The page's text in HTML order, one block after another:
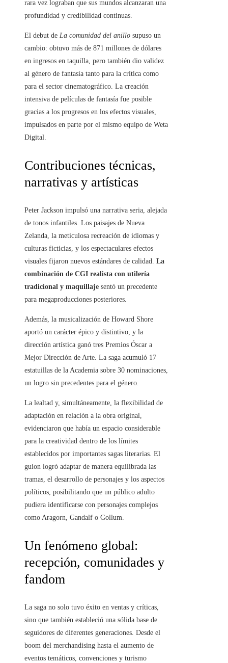
rara vez lograban que sus mundos alcanzaran una
profundidad y credibilidad continuas.
El debut de La comunidad del anillo supuso un
cambio: obtuvo más de 871 millones de dólares
en ingresos en taquilla, pero también dio validez
al género de fantasía tanto para la crítica como
para el sector cinematográfico. La creación
intensiva de películas de fantasía fue posible
gracias a los progresos en los efectos visuales,
impulsados en parte por el mismo equipo de Weta
Digital.
Contribuciones técnicas,
narrativas y artísticas
Peter Jackson impulsó una narrativa seria, alejada
de tonos infantiles. Los paisajes de Nueva
Zelanda, la meticulosa recreación de idiomas y
culturas ficticias, y los espectaculares efectos
visuales fijaron nuevos estándares de calidad. La
combinación de CGI realista con utilería
tradicional y maquillaje sentó un precedente
para megaproducciones posteriores.
Además, la musicalización de Howard Shore
aportó un carácter épico y distintivo, y la
dirección artística ganó tres Premios Óscar a
Mejor Dirección de Arte. La saga acumuló 17
estatuillas de la Academia sobre 30 nominaciones,
un logro sin precedentes para el género.
La lealtad y, simultáneamente, la flexibilidad de
adaptación en relación a la obra original,
evidenciaron que había un espacio considerable
para la creatividad dentro de los límites
establecidos por importantes sagas literarias. El
guion logró adaptar de manera equilibrada las
tramas, el desarrollo de personajes y los aspectos
políticos, posibilitando que un público adulto
pudiera identificarse con personajes complejos
como Aragorn, Gandalf o Gollum.
Un fenómeno global:
recepción, comunidades y
fandom
La saga no solo tuvo éxito en ventas y críticas,
sino que también estableció una sólida base de
seguidores de diferentes generaciones. Desde el
boom del merchandising hasta el aumento de
eventos temáticos, convenciones y turismo